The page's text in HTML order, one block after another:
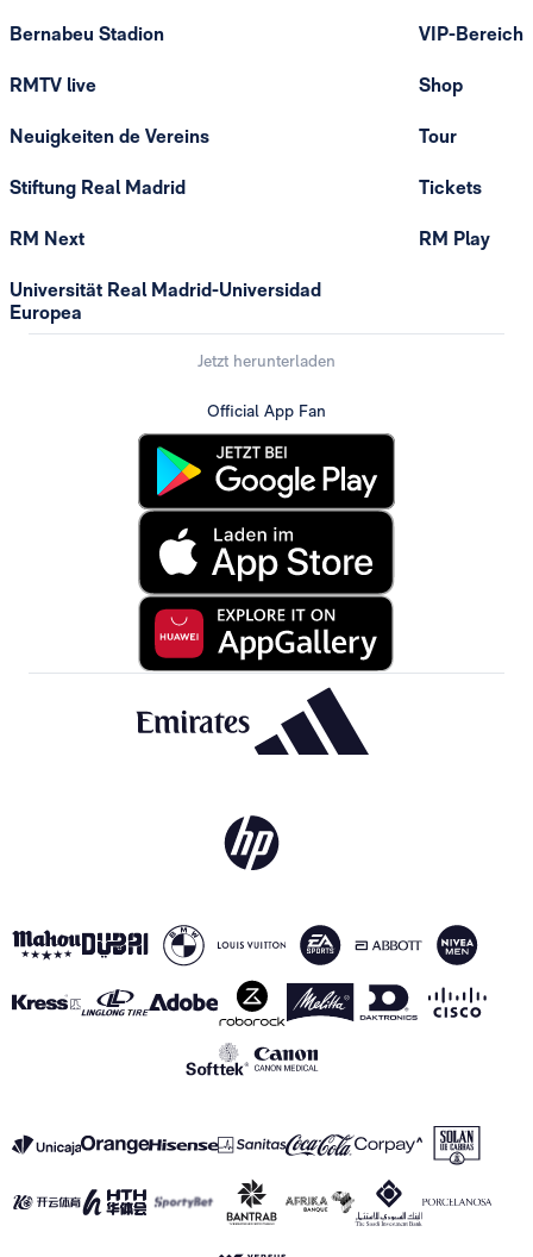
Bernabeu Stadion
RMTV live
Neuigkeiten de Vereins
Stiftung Real Madrid
RM Next
Universität Real Madrid-Universidad
Europea
VIP-Bereich
Shop
Tour
Tickets
RM Play
Jetzt herunterladen
Official App Fan